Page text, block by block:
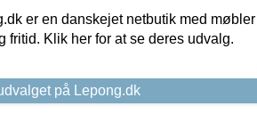
er en danskejet netbutik med
fritid. Klik her for at se deres udvalg.
på Lepong.dk